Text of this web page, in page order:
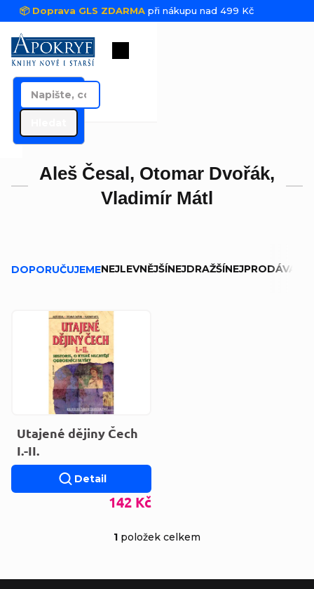
Přejít na obsah
📦 Doprava GLS ZDARMA při nákupu nad 499 Kč
Nákupní košík
Aleš Česal, Otomar Dvořák,
Vladimír Mátl
DOPORUČUJEMENEJLEVNĚJŠÍNEJDRAŽŠÍ
Výpis produktů
Utajené dějiny Čech
I.-II.
142 Kč
Detail
1 položek celkem